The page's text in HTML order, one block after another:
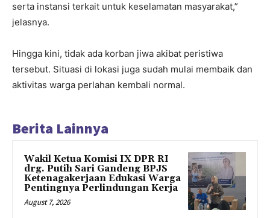
serta instansi terkait untuk keselamatan masyarakat,”
jelasnya.
Hingga kini, tidak ada korban jiwa akibat peristiwa
tersebut. Situasi di lokasi juga sudah mulai membaik dan
aktivitas warga perlahan kembali normal.
Berita Lainnya
Wakil Ketua Komisi IX DPR RI
drg. Putih Sari Gandeng BPJS
Ketenagakerjaan Edukasi Warga
Pentingnya Perlindungan Kerja
August 7, 2026